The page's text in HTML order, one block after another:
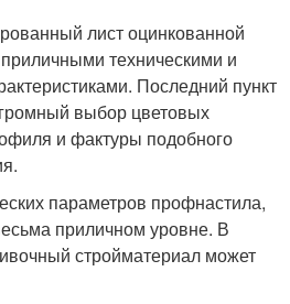
лист оцинкованной
техническими и
Последний пункт
выбор цветовых
и фактуры подобного
параметров профнастила,
приличном уровне. В
стройматериал может